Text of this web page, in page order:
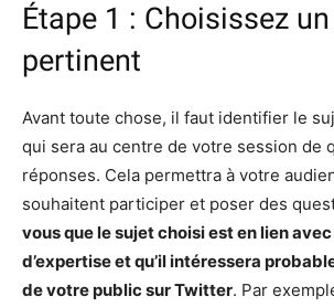
Étape 1 : Choisissez
pertinent
Avant toute chose, il faut identifier le
qui sera au centre de votre session de
réponses. Cela permettra à votre
souhaitent participer et poser des
vous que le sujet choisi est en lien
d’expertise et qu’il intéressera
de votre public sur Twitter. Par